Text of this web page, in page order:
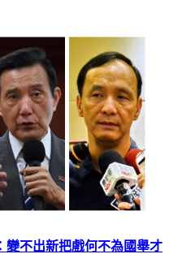
變不出新把戲何不為國舉才